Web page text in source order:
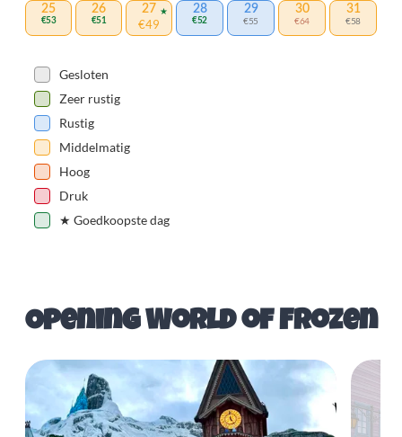
25
€53
26
€51
27
€49
28
€52
29
€55
30
€64
31
€58
Gesloten
Zeer rustig
Rustig
Middelmatig
Hoog
Druk
★ Goedkoopste dag
Opening World of Frozen